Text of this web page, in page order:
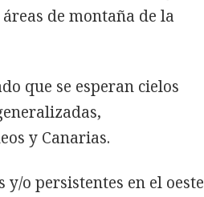
de montaña de la
que se esperan cielos
y Canarias.
o persistentes en el oeste